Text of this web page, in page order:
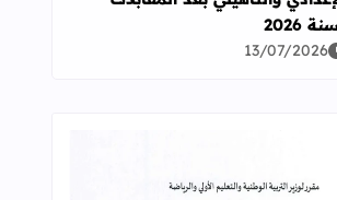
2026
13/07/2026